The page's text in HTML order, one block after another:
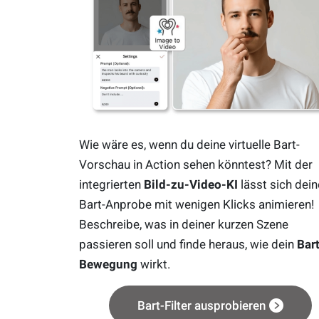
Wie wäre es, wenn du deine virtuelle Bart-
Vorschau in Action sehen könntest? Mit der
integrierten Bild-zu-Video-KI lässt sich
Bart-Anprobe mit wenigen Klicks animieren!
Beschreibe, was in deiner kurzen Szene
passieren soll und finde heraus, wie dein
Bewegung wirkt.
Bart-Filter ausprobieren